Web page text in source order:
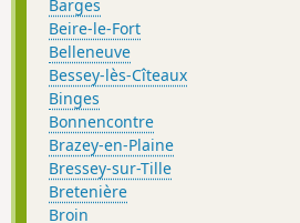
Barges
Beire-le-Fort
Belleneuve
Bessey-lès-Cîteaux
Binges
Bonnencontre
Brazey-en-Plaine
Bressey-sur-Tille
Bretenière
Broin